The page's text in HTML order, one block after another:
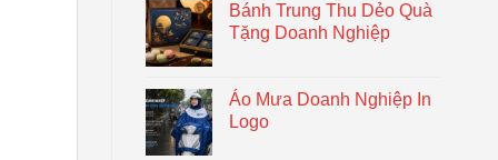
Bánh Trung Thu Dẻo Quà
Tặng Doanh Nghiệp
Áo Mưa Doanh Nghiệp In
Logo